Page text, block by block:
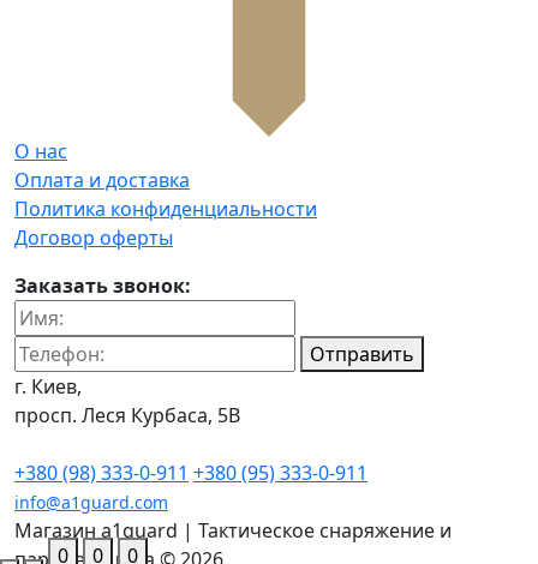
0 0 0
О нас
Оплата и доставка
Политика конфиденциальности
Договор оферты
Заказать звонок:
Отправить
г. Киев,
просп. Леся Курбаса, 5В
+380 (98) 333-0-911 +380 (95) 333-0-911
info@a1guard.com
Магазин a1guard | Тактическое снаряжение и
парамедицина © 2026